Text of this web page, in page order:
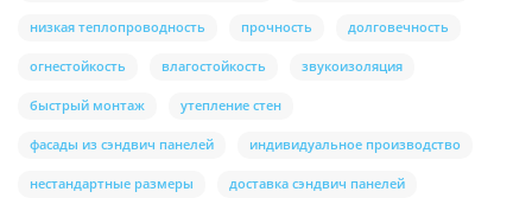
низкая теплопроводность прочность долговечность
огнестойкость влагостойкость звукоизоляция
быстрый монтаж утепление стен
фасады из сэндвич панелей индивидуальное производство
нестандартные размеры доставка сэндвич панелей